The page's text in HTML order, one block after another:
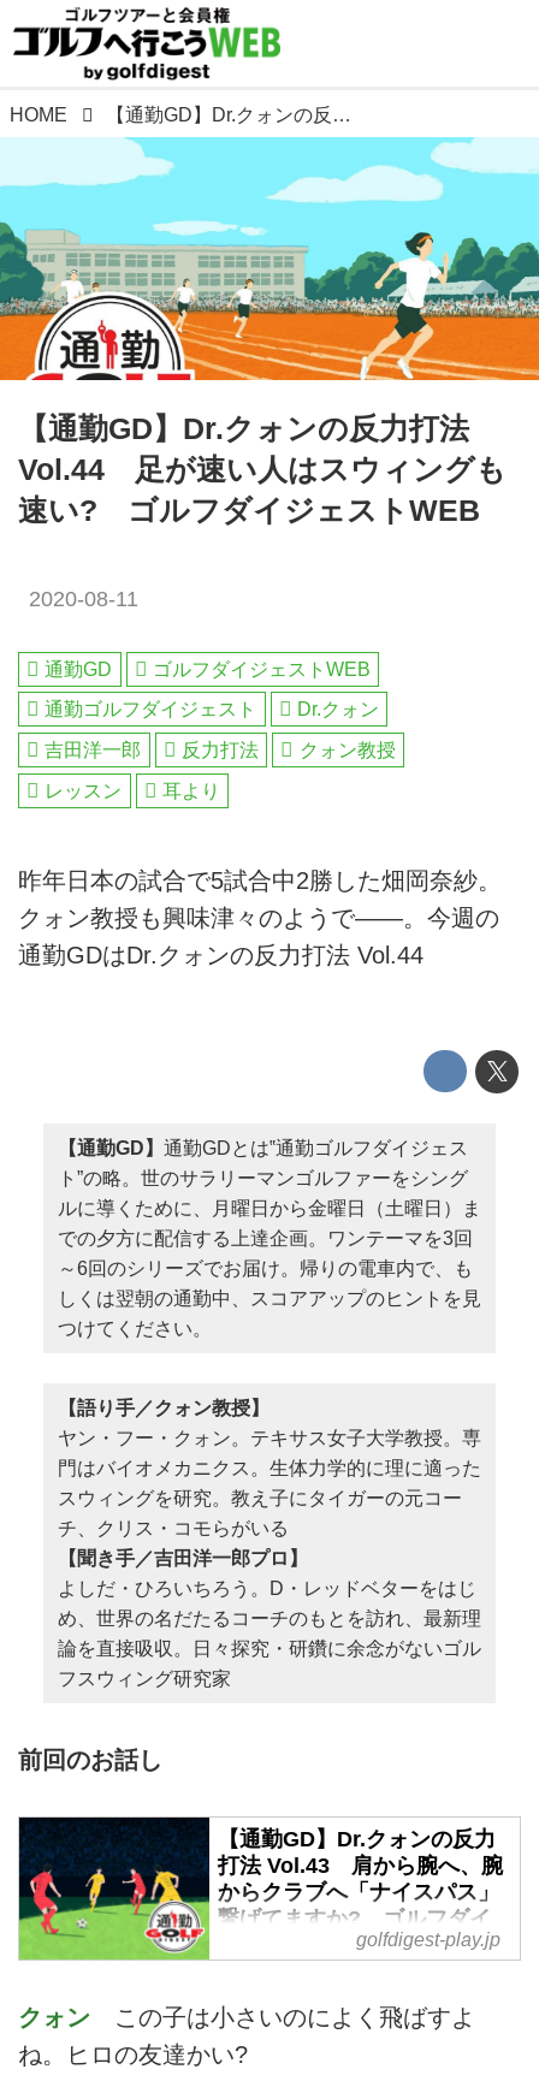
HOME 【通勤GD】Dr.クォンの反力打法 Vol.44 足が速い人はスウィングも速い? ゴルフダイジェストWEB
【通勤GD】Dr.クォンの反力打法
Vol.44 足が速い人はスウィングも
速い? ゴルフダイジェストWEB
2020-08-11
通勤GD
ゴルフダイジェストWEB
通勤ゴルフダイジェスト
Dr.クォン
吉田洋一郎
反力打法
クォン教授
レッスン
耳より
昨年日本の試合で5試合中2勝した畑岡奈紗。
クォン教授も興味津々のようで――。今週の
通勤GDはDr.クォンの反力打法 Vol.44
【通勤GD】 通勤GDとは‟通勤ゴルフダイジェス
ト”の略。世のサラリーマンゴルファーをシング
ルに導くために、月曜日から金曜日（土曜日）ま
での夕方に配信する上達企画。ワンテーマを3回
～6回のシリーズでお届け。帰りの電車内で、も
しくは翌朝の通勤中、スコアアップのヒントを見
つけてください。
【語り手／クォン教授】
ヤン・フー・クォン。テキサス女子大学教授。専
門はバイオメカニクス。生体力学的に理に適った
スウィングを研究。教え子にタイガーの元コー
チ、クリス・コモらがいる
【聞き手／吉田洋一郎プロ】
よしだ・ひろいちろう。D・レッドベターをはじ
め、世界の名だたるコーチのもとを訪れ、最新理
論を直接吸収。日々探究・研鑽に余念がないゴル
フスウィング研究家
前回のお話し
【通勤GD】Dr.クォンの反力
打法 Vol.43 肩から腕へ、腕
からクラブへ「ナイスパス」
繋げてますか? ゴルフダイ
ジェストWEB - ゴルフへ行こ
今日は、クォン教授からいきなり
のクイズ。ＡとＢのスウィングデ
golfdigest-play.jp
クォン この子は小さいのによく飛ばすよ
ね。ヒロの友達かい?